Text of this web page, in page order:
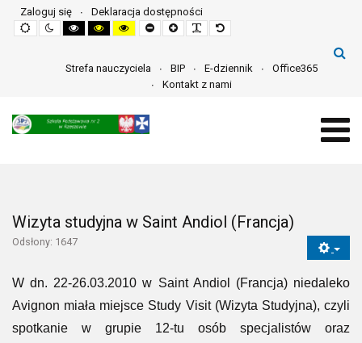
Zaloguj się
Deklaracja dostępności
Default
mode
Night
mode
High
contrast
mode
High
contrast
mode
High
contrast
mode
Set
smaller
Set
larger
Make
font
Set
default
Strefa nauczyciela
BIP E-dziennik
Office365
Kontakt z nami
Wizyta studyjna w Saint Andiol (Francja)
Odsłony: 1647
W dn. 22-26.03.2010 w Saint Andiol (Francja) niedaleko
Avignon miała miejsce Study Visit (Wizyta Studyjna), czyli
spotkanie w grupie 12-tu osób specjalistów oraz